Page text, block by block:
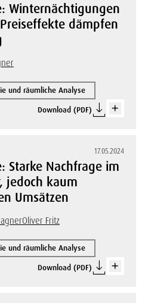
Winternächtigungen
dämpfen
und räumliche Analyse
Download (PDF)
17.05.2024
Starke Nachfrage im
jedoch kaum
Umsätzen
Oliver Fritz
und räumliche Analyse
Download (PDF)